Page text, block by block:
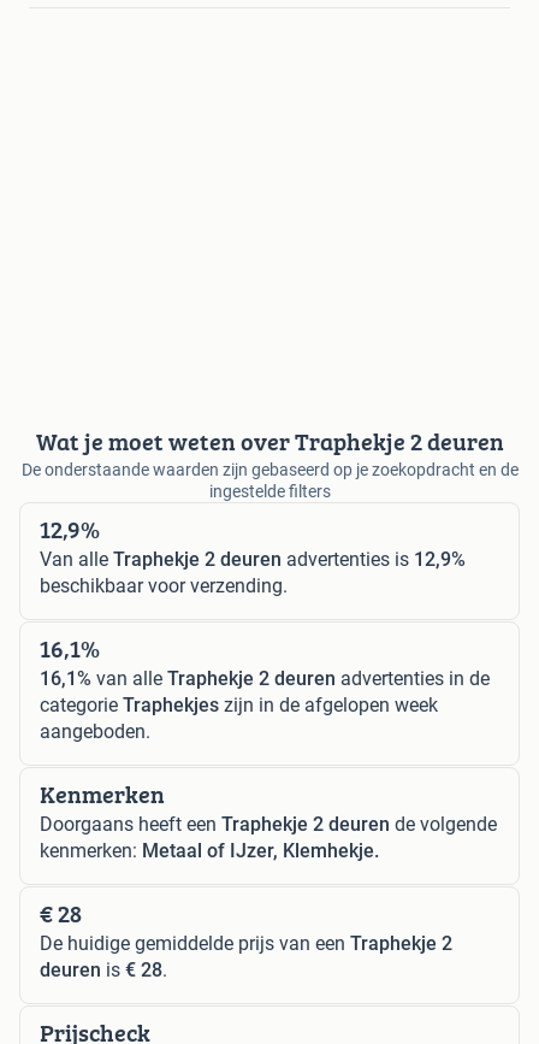
Wat je moet weten over Traphekje 2 deuren
De onderstaande waarden zijn gebaseerd op je zoekopdracht en de
ingestelde filters
12,9%
Van alle Traphekje 2 deuren advertenties is 12,9%
beschikbaar voor verzending.
16,1%
16,1% van alle Traphekje 2 deuren advertenties in de
categorie Traphekjes zijn in de afgelopen week
aangeboden.
Kenmerken
Doorgaans heeft een Traphekje 2 deuren de volgende
kenmerken: Metaal of IJzer, Klemhekje.
€ 28
De huidige gemiddelde prijs van een Traphekje 2
deuren is € 28.
Prijscheck